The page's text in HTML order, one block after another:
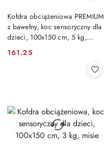
Kołdra obciążeniowa PREMIUM
z bawełny, koc sensoryczny dla
dzieci, 100x150 cm, 5 kg,
króliki
Cena:
161.25